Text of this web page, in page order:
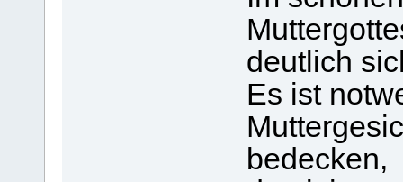
deutlich
Es ist
bedecken,